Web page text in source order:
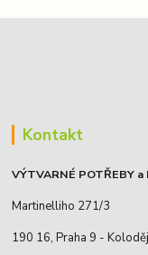
Kontakt
VÝTVARNÉ POTŘEBY a
Martinelliho 271/3
190 16, Praha 9 -